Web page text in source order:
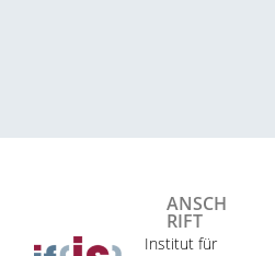
ANSCH
RIFT
Institut für